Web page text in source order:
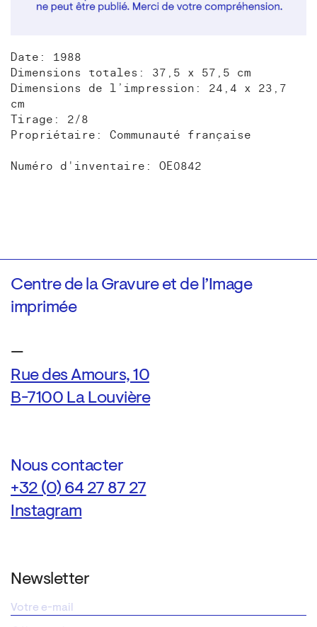
Date: 1988
Dimensions totales: 37,5 x 57,5 cm
Dimensions de l’impression: 24,4 x 23,7
cm
Tirage: 2/8
Propriétaire: Communauté française
Numéro d'inventaire: OE0842
Centre de la Gravure et de l’Image
imprimée
—
Rue des Amours, 10
B-7100 La Louvière
Nous contacter
+32 (0) 64 27 87 27
Instagram
Newsletter